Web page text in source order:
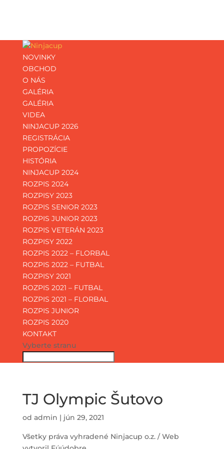
NOVINKY
OBCHOD
O NÁS
GALÉRIA
GALÉRIA
VIDEA
NINJACUP 2026
REGISTRÁCIA
PROPOZÍCIE
HISTÓRIA
NINJACUP 2024
ROZPIS 2024
ROZPISY 2023
ROZPIS SENIOR 2023
ROZPIS JUNIOR 2023
ROZPIS VETERÁN 2023
ROZPISY 2022
ROZPIS 2022 – FLORBAL
ROZPIS 2022 – FUTBAL
ROZPISY 2021
ROZPIS 2021 – FUTBAL
ROZPIS 2021 – FLORBAL
ROZPIS JUNIOR
ROZPIS 2020
KONTAKT
Vyberte stranu
TJ Olympic Šutovo
od admin | jún 29, 2021
Všetky práva vyhradené Ninjacup o.z. / Web